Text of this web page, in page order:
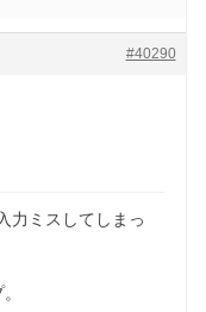
#40290
力ミスしてしまっ